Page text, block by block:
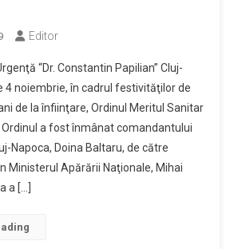
Editor
“Dr. Constantin Papilian” Cluj-
4 noiembrie, în cadrul festivităţilor de
de la înfiinţare, Ordinul Meritul Sanitar
Ordinul a fost înmânat comandantului
Napoca, Doina Baltaru, de către
Ministerul Apărării Naţionale, Mihai
a […]